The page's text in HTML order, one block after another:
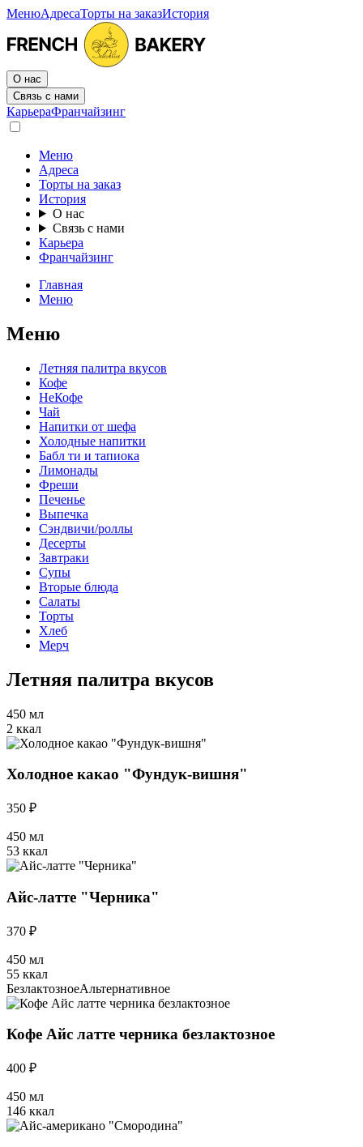
МенюАдресаТорты на заказИстория
О нас
Связь с нами
КарьераФранчайзинг
Меню
Адреса
Торты на заказ
История
О нас
Связь с нами
Карьера
Франчайзинг
Главная
Меню
Меню
Летняя палитра вкусов
Кофе
НеКофе
Чай
Напитки от шефа
Холодные напитки
Бабл ти и тапиока
Лимонады
Фреши
Печенье
Выпечка
Сэндвичи/роллы
Десерты
Завтраки
Супы
Вторые блюда
Салаты
Торты
Хлеб
Мерч
Летняя палитра вкусов
450 мл
2 ккал
Холодное какао "Фундук-вишня"
350 ₽
450 мл
53 ккал
Айс-латте "Черника"
370 ₽
450 мл
55 ккал
БезлактозноеАльтернативное
Кофе Айс латте черника безлактозное
400 ₽
450 мл
146 ккал